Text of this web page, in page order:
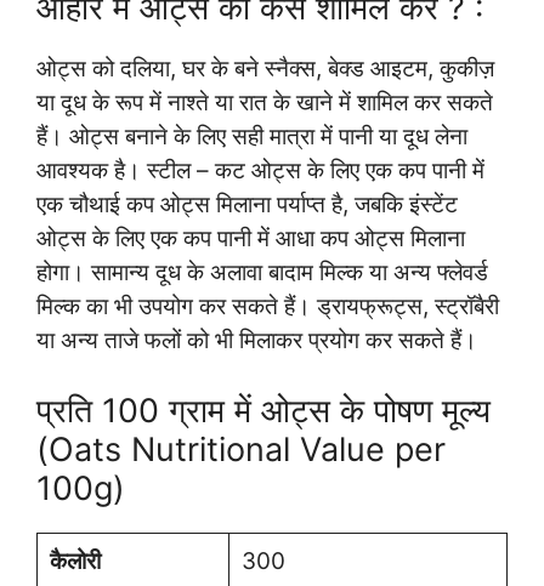
ओट्स को दलिया, घर के बने स्नैक्स, बेक्ड आइटम, कुकीज़
या दूध के रूप में नाश्ते या रात के खाने में शामिल कर सकते
हैं। ओट्स बनाने के लिए सही मात्रा में पानी या दूध लेना
आवश्यक है। स्टील – कट ओट्स के लिए एक कप पानी में
एक चौथाई कप ओट्स मिलाना पर्याप्त है, जबकि इंस्टेंट
ओट्स के लिए एक कप पानी में आधा कप ओट्स मिलाना
होगा। सामान्य दूध के अलावा बादाम मिल्क या अन्य फ्लेवर्ड
मिल्क का भी उपयोग कर सकते हैं। ड्रायफ्रूट्स, स्ट्रॉबैरी
या अन्य ताजे फलों को भी मिलाकर प्रयोग कर सकते हैं।
प्रति 100 ग्राम में ओट्स के पोषण मूल्य
(Oats Nutritional Value per
100g)
कैलोरी 300